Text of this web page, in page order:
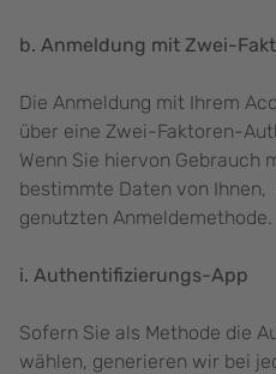
b. Anmeldung mit Zwei-
Die Anmeldung mit Ihrem
über eine Zwei-Faktoren-
Wenn Sie hiervon Gebrauch
bestimmte Daten von Ihnen,
genutzten Anmeldemethode.
i. Authentifizierungs-App
Sofern Sie als Methode die
wählen, generieren wir bei